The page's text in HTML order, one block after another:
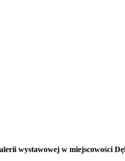
wystawowej w miejscowości